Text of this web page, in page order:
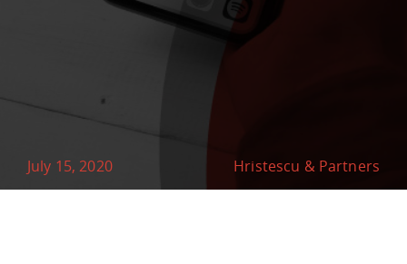
July 15, 2020 Hristescu & Partners